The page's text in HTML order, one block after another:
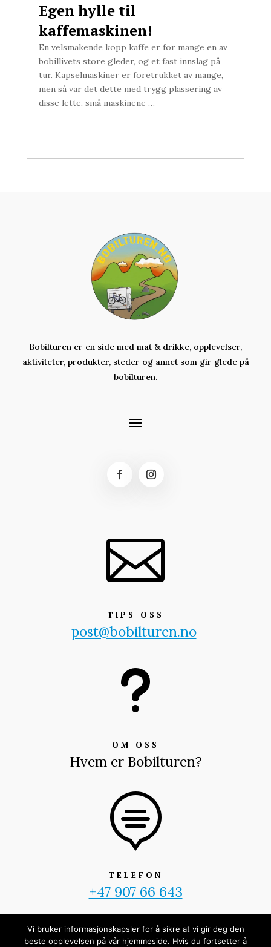
Egen hylle til
kaffemaskinen!
En velsmakende kopp kaffe er for mange en av
bobillivets store gleder, og et fast innslag på
tur. Kapselmaskiner er foretrukket av mange,
men så var det dette med trygg plassering av
disse lette, små maskinene …
Bobilturen er en side med mat & drikke, opplevelser,
aktiviteter, produkter, steder og annet som gir glede på
bobilturen.

TIPS OSS
post@bobilturen.no
u
OM OSS
Hvem er Bobilturen?

TELEFON
+47 907 66 643
Vi bruker informasjonskapsler for å sikre at vi gir deg den
beste opplevelsen på vår hjemmeside. Hvis du fortsetter å